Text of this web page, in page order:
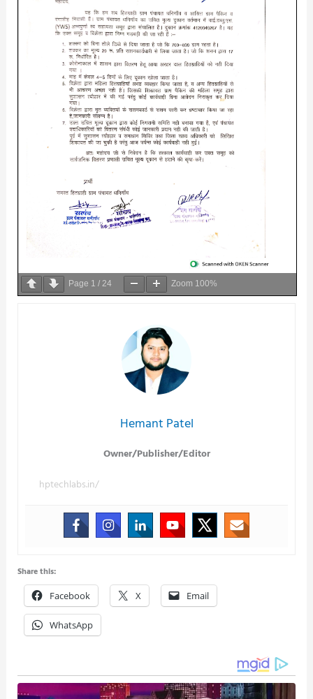
Page 1 / 24 Zoom 100%
Hemant Patel
Owner/Publisher/Editor
hptechlabs.in/
Share this:
Facebook X Email
WhatsApp